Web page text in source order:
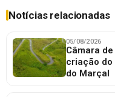
Notícias relacionadas
05/08/2026
Câmara
criação do
do Marçal